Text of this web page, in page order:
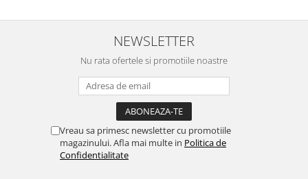
NEWSLETTER
Nu rata ofertele si promotiile noastre
Vreau sa primesc newsletter cu promotiile
magazinului. Afla mai multe in Politica de
Confidentialitate